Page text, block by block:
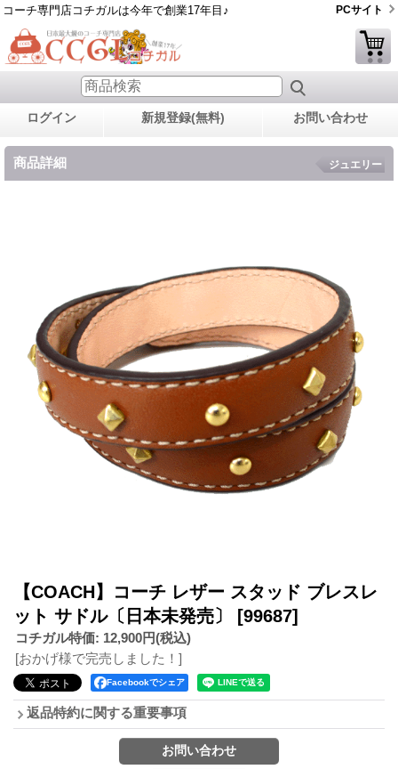
コーチ専門店コチガルは今年で創業17年目♪ PCサイト
ログイン 新規登録(無料) お問い合わせ
商品詳細 ジュエリー
【COACH】コーチ レザー スタッド ブレスレ
ット サドル〔日本未発売〕 [99687]
コチガル特価: 12,900円(税込)
[おかげ様で完売しました！]
Facebookでシェア
返品特約に関する重要事項